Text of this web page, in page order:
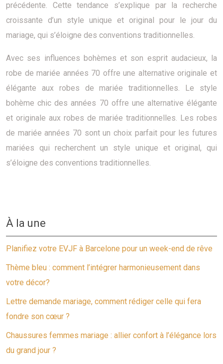
précédente. Cette tendance s’explique par la recherche
croissante d’un style unique et original pour le jour du
mariage, qui s’éloigne des conventions traditionnelles.
Avec ses influences bohèmes et son esprit audacieux, la
robe de mariée années 70 offre une alternative originale et
élégante aux robes de mariée traditionnelles. Le style
bohème chic des années 70 offre une alternative élégante
et originale aux robes de mariée traditionnelles. Les robes
de mariée années 70 sont un choix parfait pour les futures
mariées qui recherchent un style unique et original, qui
s’éloigne des conventions traditionnelles.
À la une
Planifiez votre EVJF à Barcelone pour un week-end de rêve
Thème bleu : comment l’intégrer harmonieusement dans
votre décor?
Lettre demande mariage, comment rédiger celle qui fera
fondre son cœur ?
Chaussures femmes mariage : allier confort à l’élégance lors
du grand jour ?